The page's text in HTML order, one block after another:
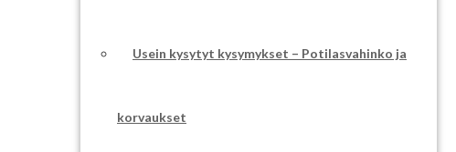
Usein kysytyt kysymykset – Potilasvahinko ja
korvaukset